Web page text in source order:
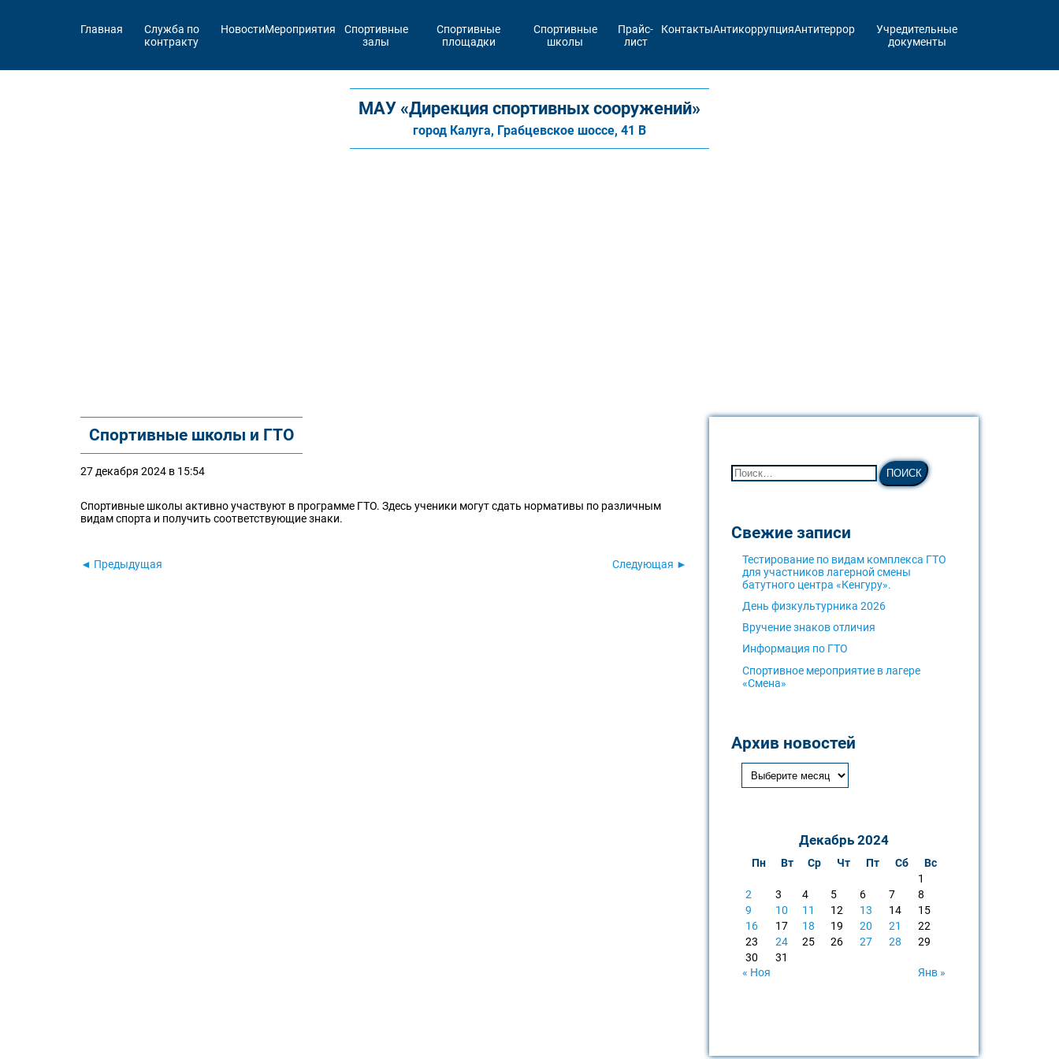
Главная
Служба по
контракту
НовостиМероприятия
Спортивные
залы
Спортивные
площадки
Спортивные
школы
Прайс-
лист
КонтактыАнтикоррупцияАнтитеррор
Учредительные
документы
МАУ «Дирекция спортивных сооружений»
город Калуга, Грабцевское шоссе, 41 В
Спортивные школы и ГТО
27 декабря 2024 в 15:54
Спортивные школы активно участвуют в программе ГТО. Здесь ученики могут сдать нормативы по различным
видам спорта и получить соответствующие знаки.
◄ Предыдущая Следующая ►
Свежие записи
Тестирование по видам комплекса ГТО
для участников лагерной смены
батутного центра «Кенгуру».
День физкультурника 2026
Вручение знаков отличия
Информация по ГТО
Спортивное мероприятие в лагере
«Смена»
Архив новостей
Декабрь 2024
Пн Вт Ср Чт Пт Сб
Вс
1
2
3 4 5 6 7
8
9
10 11 12 13 14
15
16
17 18 19 20 21
22
23
24 25 26 27 28
29
30
31
« Ноя
Янв »